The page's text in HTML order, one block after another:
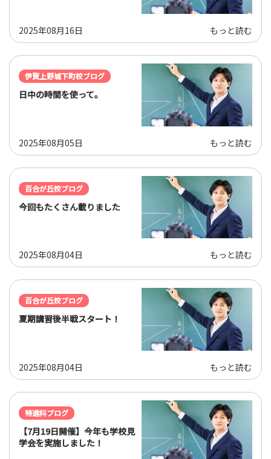
2025年08月16日 もっと読む
伊賀上野城下町校ブログ
日中の時間を使って。
2025年08月05日 もっと読む
百合が丘校ブログ
今回もたくさん載りました
2025年08月04日 もっと読む
百合が丘校ブログ
夏期講習後半戦スタート！
2025年08月04日 もっと読む
特進科ブログ
【7月19日開催】今年も学校見
学会を実施しました！